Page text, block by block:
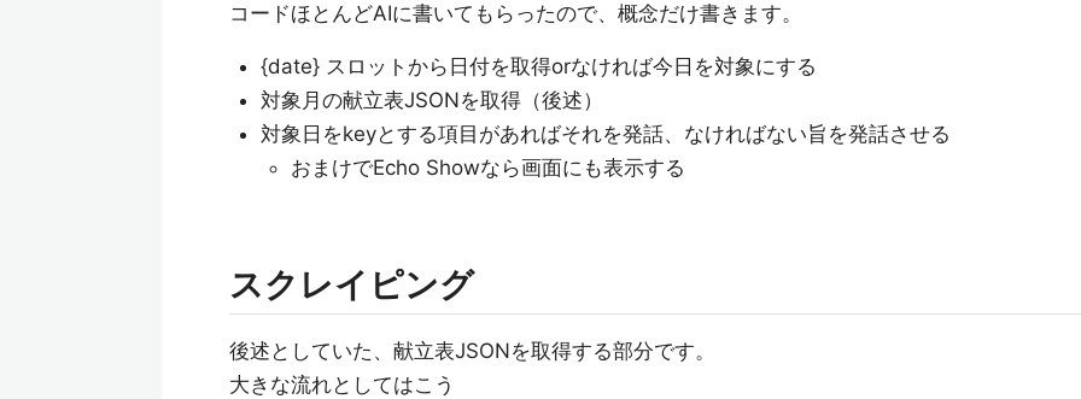
コードほとんどAIに書いてもらったので、概念だけ書きます。
{date} スロットから日付を取得orなければ今日を対象にする
対象月の献立表JSONを取得（後述）
対象日をkeyとする項目があればそれを発話、なければない旨を発話させる
おまけでEcho Showなら画面にも表示する
スクレイピング
後述としていた、献立表JSONを取得する部分です。
大きな流れとしてはこう